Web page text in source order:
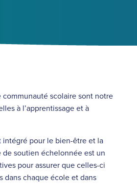
scolaire sont notre
à l’apprentissage et à
intégré pour le bien-être et la
soutien échelonnée est un
pour assurer que celles-ci
dans chaque école et dans